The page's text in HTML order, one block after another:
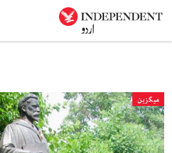
میگزین